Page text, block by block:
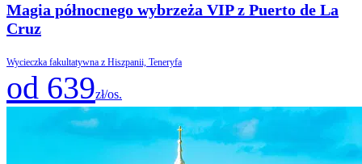
Magia północnego wybrzeża VIP z Puerto de La
Cruz
Wycieczka fakultatywna z Hiszpanii, Teneryfa
od 639zł/os.